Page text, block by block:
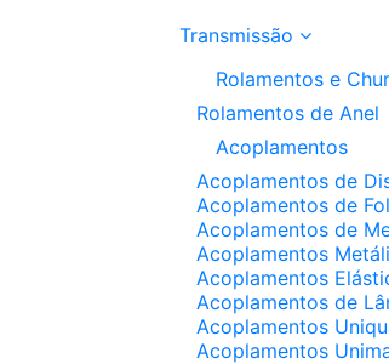
Transmissão
Rolamentos e
Rolamentos de Anel
Acoplamentos
Acoplamentos de
Acoplamentos de
Acoplamentos de
Acoplamentos
Acoplamentos
Acoplamentos de
Acoplamentos
Acoplamentos